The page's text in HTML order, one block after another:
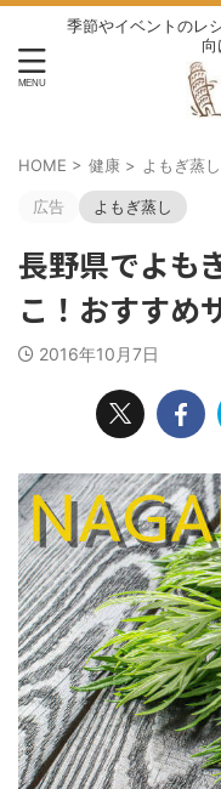
季節やイベントのレ
向
HOME > 健康 > よもぎ蒸し
広告 よもぎ蒸し
長野県でよも
こ！おすすめ
2016年10月7日